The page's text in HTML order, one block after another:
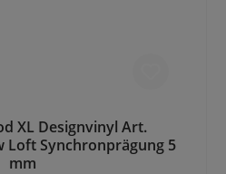
XL Designvinyl Art.
Loft Synchronprägung 5
mm